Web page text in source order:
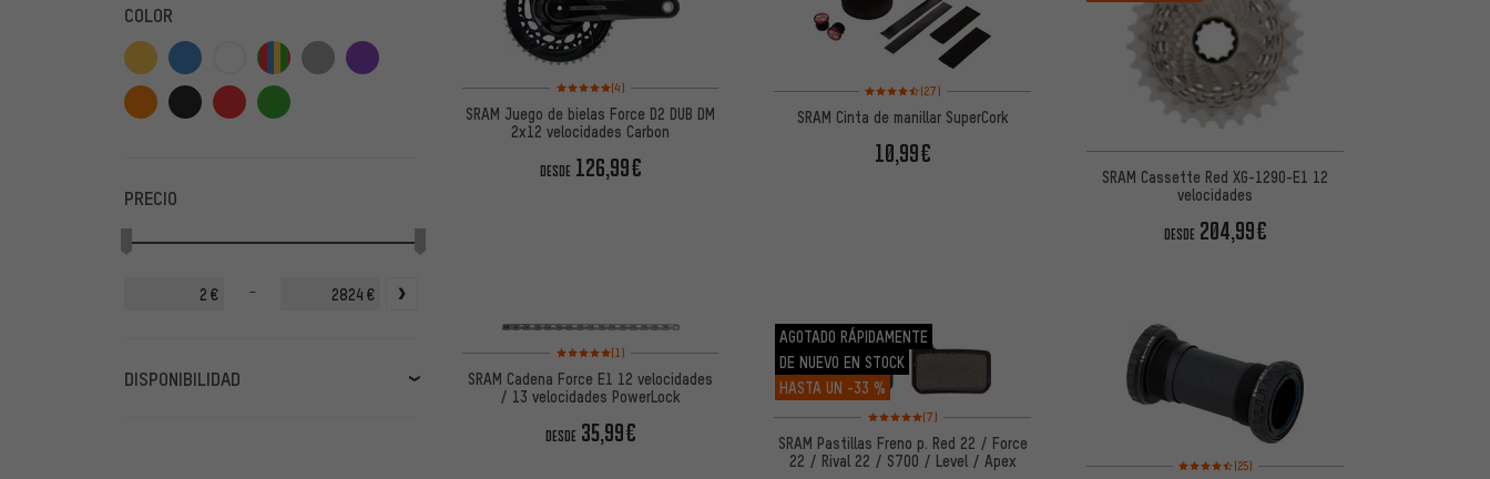
COLOR
PRECIO
€ - €
DISPONIBILIDAD
Valoración media: 5 de 5 basada en 4 reseñas
(4)
SRAM Juego de bielas Force D2 DUB DM
2x12 velocidades Carbon
DESDE 126,99€
Valoración media: 4,5 de 5 basada en 27 reseñas
(27)
SRAM Cinta de manillar SuperCork
10,99€
SRAM Cassette Red XG-1290-E1 12
velocidades
DESDE 204,99€
Valoración media: 5 de 5 basada en 1 reseñas
(1)
SRAM Cadena Force E1 12 velocidades
/ 13 velocidades PowerLock
DESDE 35,99€
AGOTADO RÁPIDAMENTE
DE NUEVO EN STOCK
HASTA UN -33 %
Valoración media: 5 de 5 basada en 7 reseñas
(7)
SRAM Pastillas Freno p. Red 22 / Force
22 / Rival 22 / S700 / Level / Apex
Valoración media: 4,5 de 5 basada en 25 reseñas
(25)